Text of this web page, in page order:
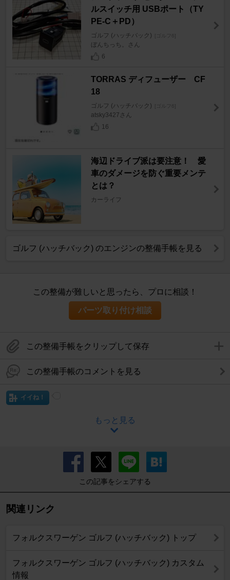
ルスイッチ用 USBポート（TY
PE-C＋PD）
ゴルフ (ハッチバック) [ゴルフ6]
ぼんちっち。さん
6
TORRAS ディフューザー CF
18
ゴルフ (ハッチバック) [ゴルフ6]
atsky3427さん
16
海辺ドライブ派は要注意！ 愛
車のダメージを防ぐ重要メンテ
とは？
カーライフ
ゴルフ (ハッチバック) のエンジンの整備手帳を見る
この整備が難しいと思ったら、プロに相談！
パーツ取り付け相談
この整備手帳をクリップして保存
この整備手帳のコメントを見る
イイね！
もっと見る
この記事をシェアする
関連リンク
フォルクスワーゲン ゴルフ (ハッチバック) トップ
フォルクスワーゲン ゴルフ (ハッチバック) カスタム
情報